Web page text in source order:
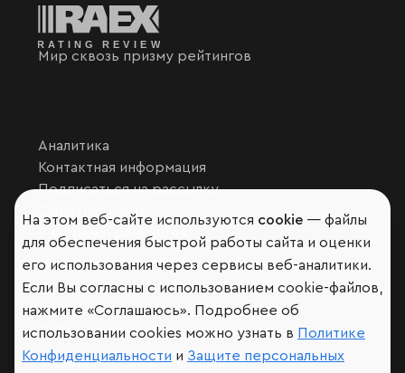
Мир сквозь призму рейтингов
Аналитика
Контактная информация
Подписаться на рассылку
Обратная связь
Участники рэнкингов
Мы в социальных сетях и мессенджерах
VK
RAEX Образование – Telegram,Max
RAEX Sustainability –Telegram,Max
Защита персональных данных
На этом веб-сайте используются cookie — файлы
для обеспечения быстрой работы сайта и оценки
его использования через сервисы веб-аналитики.
Если Вы согласны с использованием cookie-файлов,
нажмите «Соглашаюсь». Подробнее об
использовании cookies можно узнать в Политике
Конфиденциальности и Защите персональных